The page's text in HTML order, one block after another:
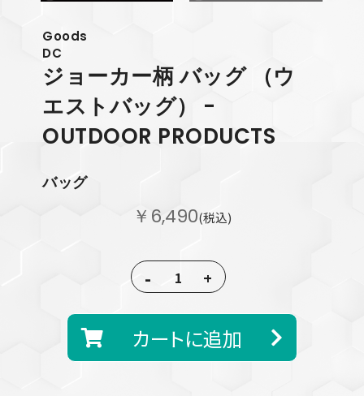
Goods
DC
ジョーカー柄 バッグ （ウ
エストバッグ） -
OUTDOOR PRODUCTS
バッグ
￥6,490(税込)
- +
カートに追加